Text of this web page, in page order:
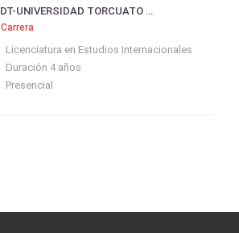
UTDT-UNIVERSIDAD TORCUATO DI TELLA
Carrera
Licenciatura en Estudios Internacionales
Duración 4 años
Presencial